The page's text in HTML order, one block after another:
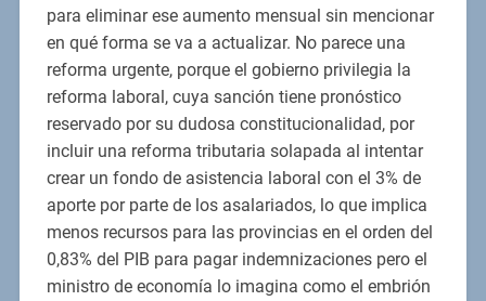
para eliminar ese aumento mensual sin mencionar
en qué forma se va a actualizar. No parece una
reforma urgente, porque el gobierno privilegia la
reforma laboral, cuya sanción tiene pronóstico
reservado por su dudosa constitucionalidad, por
incluir una reforma tributaria solapada al intentar
crear un fondo de asistencia laboral con el 3% de
aporte por parte de los asalariados, lo que implica
menos recursos para las provincias en el orden del
0,83% del PIB para pagar indemnizaciones pero el
ministro de economía lo imagina como el embrión